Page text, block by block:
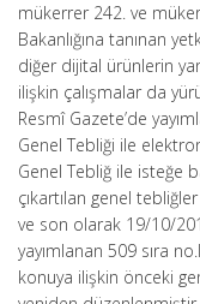
mükerrer 242. ve
Bakanlığına tanınan
diğer dijital ürünlerin
ilişkin çalışmalar da
Resmî Gazete’de
Genel Tebliği ile
Genel Tebliğ ile isteğe
çıkartılan genel
ve son olarak 19/10/
yayımlanan 509 sıra
konuya ilişkin önceki